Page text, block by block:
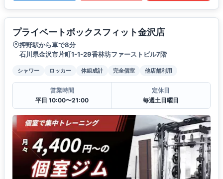
プライベートボックスフィット金沢店
押野駅から車で8分
石川県金沢市片町1-1-29香林坊ファーストビル7階
シャワー ロッカー 体組成計 完全個室 他店舗利用
営業時間
平日 10:00〜21:00
定休日
毎週土日曜日